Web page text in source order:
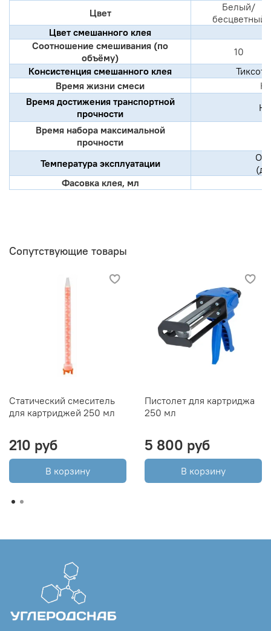
Цвет
Белый/
бесцветный
Цвет смешанного клея
Соотношение смешивания (по
объёму)
10
Консистенция смешанного клея
Время жизни смеси
Время достижения транспортной
прочности
Время набора максимальной
прочности
Температура эксплуатации
От
Фасовка клея, мл
Сопутствующие товары
Статический смеситель
для картриджей 250 мл
210 руб
В корзину
Пистолет для картриджа
250 мл
5 800 руб
В корзину